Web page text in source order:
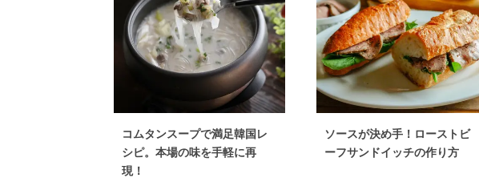
牛肉×献立 牛肉 ワンパン・フライパンレシピ
牛肉×ワイン
コムタンスープで満足韓国レ
シピ。本場の味を手軽に再
現！
ソースが決め手！ローストビ
ーフサンドイッチの作り方